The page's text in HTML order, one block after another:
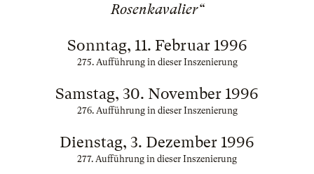
Rosenkavalier“
Sonntag, 11. Februar 1996
275. Aufführung in dieser Inszenierung
Samstag, 30. November 1996
276. Aufführung in dieser Inszenierung
Dienstag, 3. Dezember 1996
277. Aufführung in dieser Inszenierung